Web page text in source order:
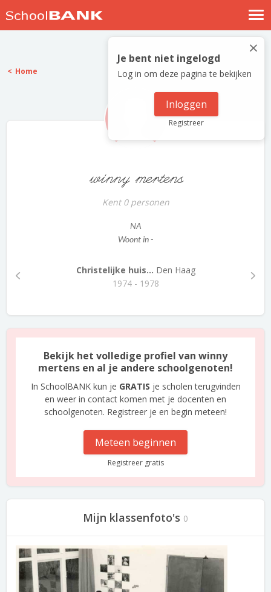
Nostalgische verhalen
Log in
Meld je gratis aan
×
Je bent niet ingelogd
Log in om deze pagina te bekijken
Inloggen
Registreer
Home
winny mertens
Kent 0 personen
NA
Woont in -
Christelijke huis... Den Haag
1974 - 1978
Bekijk het volledige profiel van winny
mertens en al je andere schoolgenoten!
In SchoolBANK kun je GRATIS je scholen terugvinden
en weer in contact komen met je docenten en
schoolgenoten. Registreer je en begin meteen!
Meteen beginnen
Registreer gratis
Mijn klassenfoto's 0